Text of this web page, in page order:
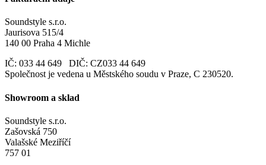
Soundstyle s.r.o.
Jaurisova 515/4
140 00 Praha 4 Michle
IČ: 033 44 649 DIČ: CZ033 44 649
Společnost je vedena u Městského soudu v Praze, C 230520.
Showroom a sklad
Soundstyle s.r.o.
Zašovská 750
Valašské Meziříčí
757 01